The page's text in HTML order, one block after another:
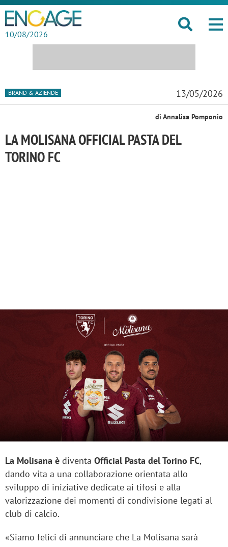
10/08/2026
BRAND & AZIENDE 13/05/2026
di Annalisa Pomponio
LA MOLISANA OFFICIAL PASTA DEL
TORINO FC
La Molisana è diventa Official Pasta del Torino FC,
dando vita a una collaborazione orientata allo
sviluppo di iniziative dedicate ai tifosi e alla
valorizzazione dei momenti di condivisione legati al
club di calcio.
«Siamo felici di annunciare che La Molisana sarà